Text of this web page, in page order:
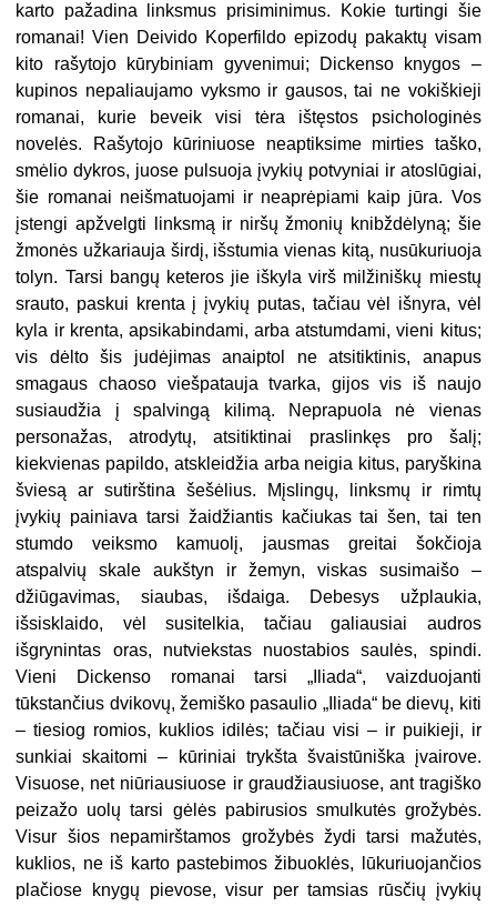
karto pažadina linksmus prisiminimus. Kokie turtingi šie
romanai! Vien Deivido Koperfildo epizodų pakaktų visam
kito rašytojo kūrybiniam gyvenimui; Dickenso knygos –
kupinos nepaliaujamo vyksmo ir gausos, tai ne vokiškieji
romanai, kurie beveik visi tėra ištęstos psichologinės
novelės. Rašytojo kūriniuose neaptiksime mirties taško,
smėlio dykros, juose pulsuoja įvykių potvyniai ir atoslūgiai,
šie romanai neišmatuojami ir neaprėpiami kaip jūra. Vos
įstengi apžvelgti linksmą ir niršų žmonių knibždėlyną; šie
žmonės užkariauja širdį, išstumia vienas kitą, nusūkuriuoja
tolyn. Tarsi bangų keteros jie iškyla virš milžiniškų miestų
srauto, paskui krenta į įvykių putas, tačiau vėl išnyra, vėl
kyla ir krenta, apsikabindami, arba atstumdami, vieni kitus;
vis dėlto šis judėjimas anaiptol ne atsitiktinis, anapus
smagaus chaoso viešpatauja tvarka, gijos vis iš naujo
susiaudžia į spalvingą kilimą. Neprapuola nė vienas
personažas, atrodytų, atsitiktinai praslinkęs pro šalį;
kiekvienas papildo, atskleidžia arba neigia kitus, paryškina
šviesą ar sutirština šešėlius. Mįslingų, linksmų ir rimtų
įvykių painiava tarsi žaidžiantis kačiukas tai šen, tai ten
stumdo veiksmo kamuolį, jausmas greitai šokčioja
atspalvių skale aukštyn ir žemyn, viskas susimaišo –
džiūgavimas, siaubas, išdaiga. Debesys užplaukia,
išsisklaido, vėl susitelkia, tačiau galiausiai audros
išgrynintas oras, nutviekstas nuostabios saulės, spindi.
Vieni Dickenso romanai tarsi „Iliada“, vaizduojanti
tūkstančius dvikovų, žemiško pasaulio „Iliada“ be dievų, kiti
– tiesiog romios, kuklios idilės; tačiau visi – ir puikieji, ir
sunkiai skaitomi – kūriniai trykšta švaistūniška įvairove.
Visuose, net niūriausiuose ir graudžiausiuose, ant tragiško
peizažo uolų tarsi gėlės pabirusios smulkutės grožybės.
Visur šios nepamirštamos grožybės žydi tarsi mažutės,
kuklios, ne iš karto pastebimos žibuoklės, lūkuriuojančios
plačiose knygų pievose, visur per tamsias rūsčių įvykių